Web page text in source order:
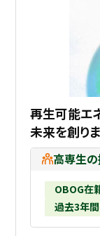
再生可能エ
未来を創り
高専生
OBOG在
過去3年